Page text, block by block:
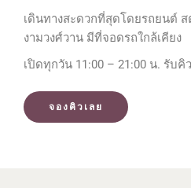
เดินทางสะดวกที่สุดโดยรถยนต์
งามวงศ์วาน มีที่จอดรถใกล้เคียง
เปิดทุกวัน 11:00 – 21:00 น. รับคิ
จองคิวเลย